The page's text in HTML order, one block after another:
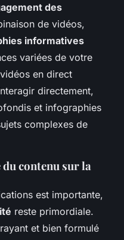
des
de vidéos,
informatives
variées de votre
en direct
directement,
et infographies
complexes de
contenu sur la
est importante,
reste primordiale.
et bien formulé